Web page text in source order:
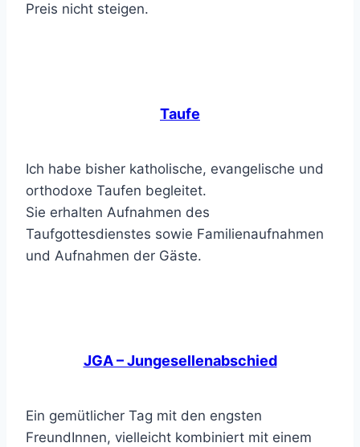
Preis nicht steigen.
Taufe
Ich habe bisher katholische, evangelische und
orthodoxe Taufen begleitet.
Sie erhalten Aufnahmen des
Taufgottesdienstes sowie Familienaufnahmen
und Aufnahmen der Gäste.
JGA – Jungesellenabschied
Ein gemütlicher Tag mit den engsten
FreundInnen, vielleicht kombiniert mit einem